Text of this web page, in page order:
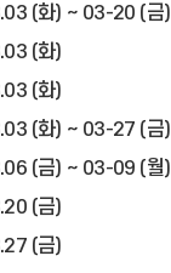
(화) ~ 03-20 (금)
(화)
(화)
(화) ~ 03-27 (금)
(금) ~ 03-09 (월)
(금)
(금)